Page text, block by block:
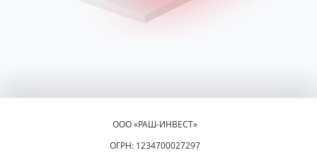
ООО «РАШ-ИНВЕСТ»
ОГРН: 1234700027297